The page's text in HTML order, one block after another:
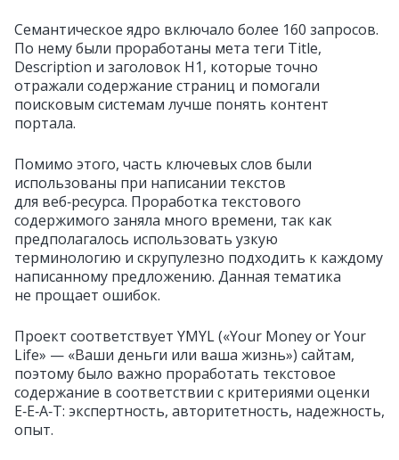
Семантическое ядро включало более 160 запросов.
По нему были проработаны мета теги Title,
Description и заголовок H1, которые точно
отражали содержание страниц и помогали
поисковым системам лучше понять контент
портала.
Помимо этого, часть ключевых слов были
использованы при написании текстов
для веб‑ресурса. Проработка текстового
содержимого заняла много времени, так как
предполагалось использовать узкую
терминологию и скрупулезно подходить к каждому
написанному предложению. Данная тематика
не прощает ошибок.
Проект соответствует YMYL («Your Money or Your
Life» — «Ваши деньги или ваша жизнь») сайтам,
поэтому было важно проработать текстовое
содержание в соответствии с критериями оценки
E‑E‑A‑T: экспертность, авторитетность, надежность,
опыт.